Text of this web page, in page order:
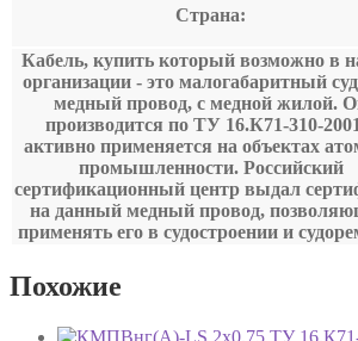
Страна:
Кабель, купить который возможно в
организации - это малогабаритный
медный провод, с медной жилой.
производится по ТУ 16.К71-310-
активно применяется на объектах
промышленности. Российский
сертификационный центр выдал
на данный медный провод,
применять его в судостроении и
Похожие